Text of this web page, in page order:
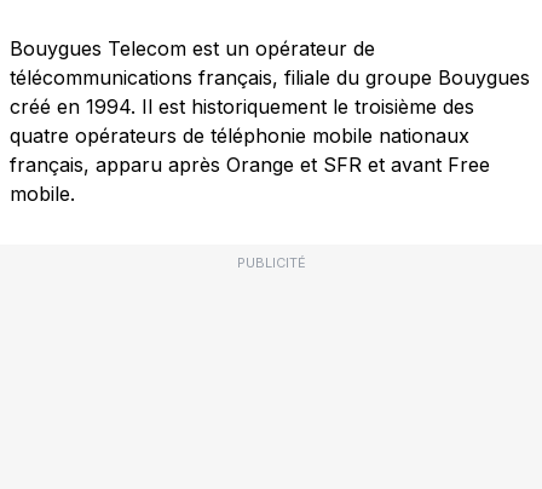
Bouygues Telecom est un opérateur de
télécommunications français, filiale du groupe Bouygues
créé en 1994. Il est historiquement le troisième des
quatre opérateurs de téléphonie mobile nationaux
français, apparu après Orange et SFR et avant Free
mobile.
PUBLICITÉ